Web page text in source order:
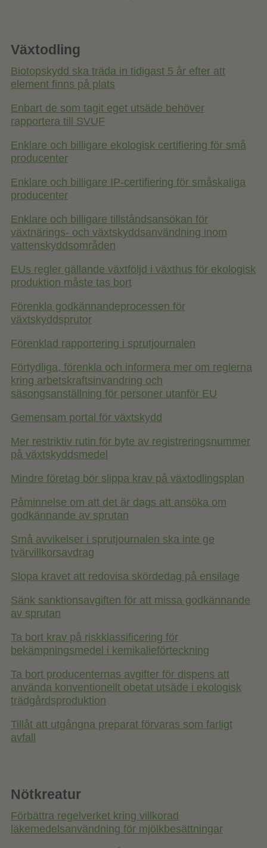
Växtodling
Biotopskydd ska träda in tidigast 5 år efter att
element finns på plats
Enbart de som tagit eget utsäde behöver
rapportera till SVUF
Enklare och billigare ekologisk certifiering för små
producenter
Enklare och billigare IP-certifiering för småskaliga
producenter
Enklare och billigare tillståndsansökan för
växtnärings- och växtskyddsanvändning inom
vattenskyddsområden
EUs regler gällande växtföljd i växthus för ekologisk
produktion måste tas bort
Förenkla godkännandeprocessen för
växtskyddsprutor
Förenklad rapportering i sprutjournalen
Förtydliga, förenkla och informera mer om reglerna
kring arbetskraftsinvandring och
säsongsanställning för personer utanför EU
Gemensam portal för växtskydd
Mer restriktiv rutin för byte av registreringsnummer
på växtskyddsmedel
Mindre företag bör slippa krav på växtodlingsplan
Påminnelse om att det är dags att ansöka om
godkännande av sprutan
Små avvikelser i sprutjournalen ska inte ge
tvärvillkorsavdrag
Slopa kravet att redovisa skördedag på ensilage
Sänk sanktionsavgiften för att missa godkännande
av sprutan
Ta bort krav på riskklassificering för
bekämpningsmedel i kemikalieförteckning
Ta bort producenternas avgifter för dispens att
använda konventionellt obetat utsäde i ekologisk
trädgårdsproduktion
Tillåt att utgångna preparat förvaras som farligt
avfall
Nötkreatur
Förbättra regelverket kring villkorad
läkemedelsanvändning för mjölkbesättningar